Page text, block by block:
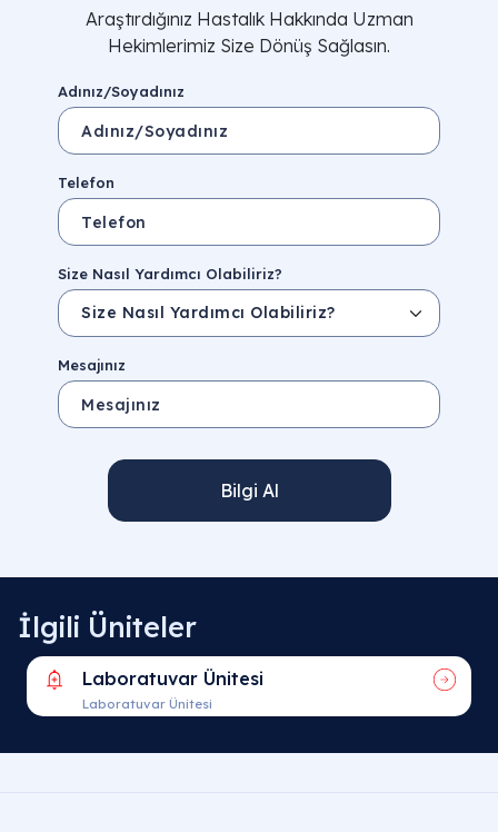
Araştırdığınız Hastalık Hakkında Uzman
Hekimlerimiz Size Dönüş Sağlasın.
Adınız/Soyadınız
Telefon
Size Nasıl Yardımcı Olabiliriz?
Mesajınız
Bilgi Al
İlgili Üniteler
Laboratuvar Ünitesi
Laboratuvar Ünitesi